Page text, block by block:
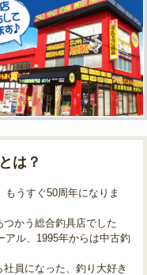
は？
うすぐ50周年になりま
かう総合釣具店でした
アル、1995年からは中古釣
員になった、釣り大好き